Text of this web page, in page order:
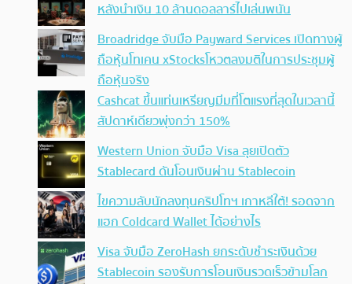
หลังนำเงิน 10 ล้านดอลลาร์ไปเล่นพนัน
Broadridge จับมือ Payward Services เปิดทางผู้
ถือหุ้นโทเคน xStocksโหวตลงมติในการประชุมผู้
ถือหุ้นจริง
Cashcat ขึ้นแท่นเหรียญมีมที่โตแรงที่สุดในเวลานี้
สัปดาห์เดียวพุ่งกว่า 150%
Western Union จับมือ Visa ลุยเปิดตัว
Stablecard ดันโอนเงินผ่าน Stablecoin
ไขความลับนักลงทุนคริปโทฯ เกาหลีใต้! รอดจาก
แฮก Coldcard Wallet ได้อย่างไร
Visa จับมือ ZeroHash ยกระดับชำระเงินด้วย
Stablecoin รองรับการโอนเงินรวดเร็วข้ามโลก